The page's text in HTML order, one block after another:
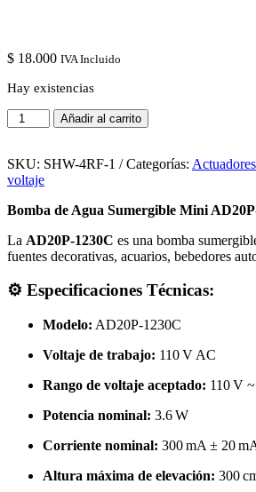
$ 18.000 IVA Incluido
Hay existencias
Mini
Bomba
Agua
Brushless
220V,
cantidad
Añadir al carrito
SKU: SHW-4RF-1 Categorías: Actuadores
voltaje
Bomba de Agua Sumergible Mini
La AD20P-1230C es una bomba
fuentes decorativas, acuarios, bebedores
⚙️ Especificaciones Técnicas:
Modelo: AD20P-1230C
Voltaje de trabajo: 110 V AC
Rango de voltaje aceptado: 110 V
Potencia nominal: 3.6 W
Corriente nominal: 300 mA ± 20
Altura máxima de elevación: 300